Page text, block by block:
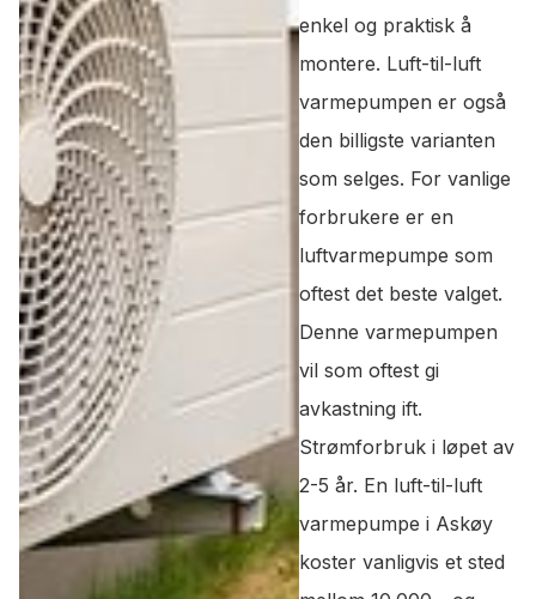
enkel og praktisk å
montere. Luft-til-luft
varmepumpen er også
den billigste varianten
som selges. For vanlige
forbrukere er en
luftvarmepumpe som
oftest det beste valget.
Denne varmepumpen
vil som oftest gi
avkastning ift.
Strømforbruk i løpet av
2-5 år. En luft-til-luft
varmepumpe i Askøy
koster vanligvis et sted